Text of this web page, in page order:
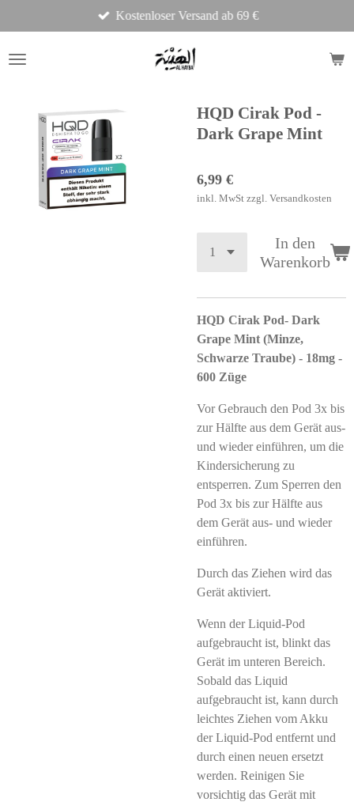
Hauptinhalt
springen
Kostenloser Versand ab 69 €
HQD Cirak Pod -
Dark Grape Mint
6,99 €
inkl. MwSt zzgl. Versandkosten
In den
Warenkorb
HQD Cirak Pod- Dark
Grape Mint (Minze,
Schwarze Traube) - 18mg -
600 Züge
Vor Gebrauch den Pod 3x bis
zur Hälfte aus dem Gerät aus-
und wieder einführen, um die
Kindersicherung zu
entsperren. Zum Sperren den
Pod 3x bis zur Hälfte aus
dem Gerät aus- und wieder
einführen.
Durch das Ziehen wird das
Gerät aktiviert.
Wenn der Liquid-Pod
aufgebraucht ist, blinkt das
Gerät im unteren Bereich.
Sobald das Liquid
aufgebraucht ist, kann durch
leichtes Ziehen vom Akku
der Liquid-Pod entfernt und
durch einen neuen ersetzt
werden. Reinigen Sie
vorsichtig das Gerät mit